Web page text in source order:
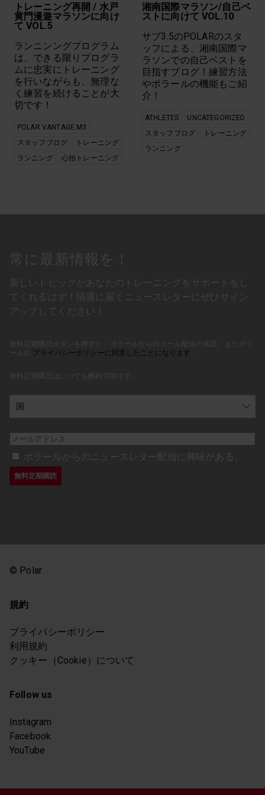
トレーニング再開 / 水戸
黄門漫遊マラソンに向け
て VOL.5
ランニンングプログラム
は、できる限りプログラ
ムに忠実にトレーニング
を行いながらも、無理な
く練習を続けることが大
切です！
POLAR VANTAGE M3
スタッフブログ
トレーニング
ランニング
心拍トレーニング
湘南国際マラソン/自己ベ
ストに向けて VOL.10
サブ3.5のPOLARのスタ
ッフによる、湘南国際マ
ラソンでの自己ベストを
目指すブログ！練習方法
やポラールの機能もご紹
介！
ATHLETES
UNCATEGORIZED
スタッフブログ
トレーニング
ランニング
常に最新情報を！
新しいトピックがあなたのトレーニングをサポートをし
てくれるはず！隔週に届くニュースレターにぜひサイン
アップしてください！
無料定期購読ボタンを押すと、ポラールからのメール配信の承諾、またポラ
ールの
プライバシーポリシーに同意したことになります
無料定期購読はいつでも解約可能です。
ポラールからのニュースレター配信に興味がある。
© Polar
規約
プライバシーポリシー
利用規約
クッキー（Cookie）について
Follow us
Instagram
Facebook
YouTube